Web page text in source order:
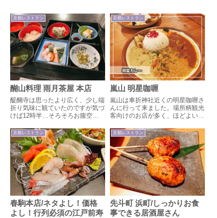
京都レストラン
醐山料理 雨月茶屋 本店
醍醐寺は思ったより広く、少し端
折り気味に観ていたのですが気づ
けば12時半…そろそろお腹空い
る雨月茶屋さんでお昼をいただく
ことにしました。雨月茶屋ってこ
こが本店なのね～デパートのおせ
ちのイメージしかありません。
桜...
京都レストラン
嵐山 明星咖喱
嵐山は車折神社近くの明星咖喱さ
んに行って来ました。場所柄観光
客向けのお店が多く、ほどよい感
イスカレーを出す貴重なお店だと
思います。ゆばやお蕎麦もいいけ
どね…場所は車折神社を抜けたと
ころ。マンションの1階です。
入...
京都レストラン
春駒本店/ネタよし！価格
よし！行列必須の江戸前寿
京都レストラン
先斗町 浜町/しっかりお食
事できる居酒屋さん